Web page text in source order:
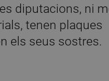
diputacions, ni
tenen plaques
els seus sostres.